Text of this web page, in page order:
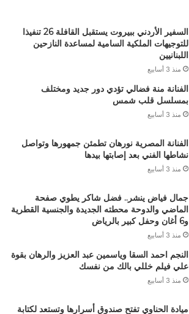
السفير الأردني ببيروت يستقبل القافلة 26 تنفيذا
للتوجيهات الملكية السامية لمساعدة النازحين
اللبنانيين
منذ 3 أسابيع
الفنانة منة فضالي تؤدي دور جديد ومختلف
بمسلسل قلب شمس
منذ 3 أسابيع
الفنانة المصرية نورهان تطمئن جمهورها وتواصل
نشاطها الفني بعد إصابتها بيدها
منذ 3 أسابيع
جمال فياض ينشر.. فضل شاكر يطوي صفحة
الماضي والدوحة محطته الجديدة والجنسية القطرية
و6 أغان وحفل كبير بالرياض
منذ 3 أسابيع
النجم احمد السقا وياسمين عبد العزيز والرهان بقوة
علي فيلم خللي بالك من نفسك
منذ 3 أسابيع
ميادة الحناوي تفتح صندوق أسرارها وتستعد لكتابة